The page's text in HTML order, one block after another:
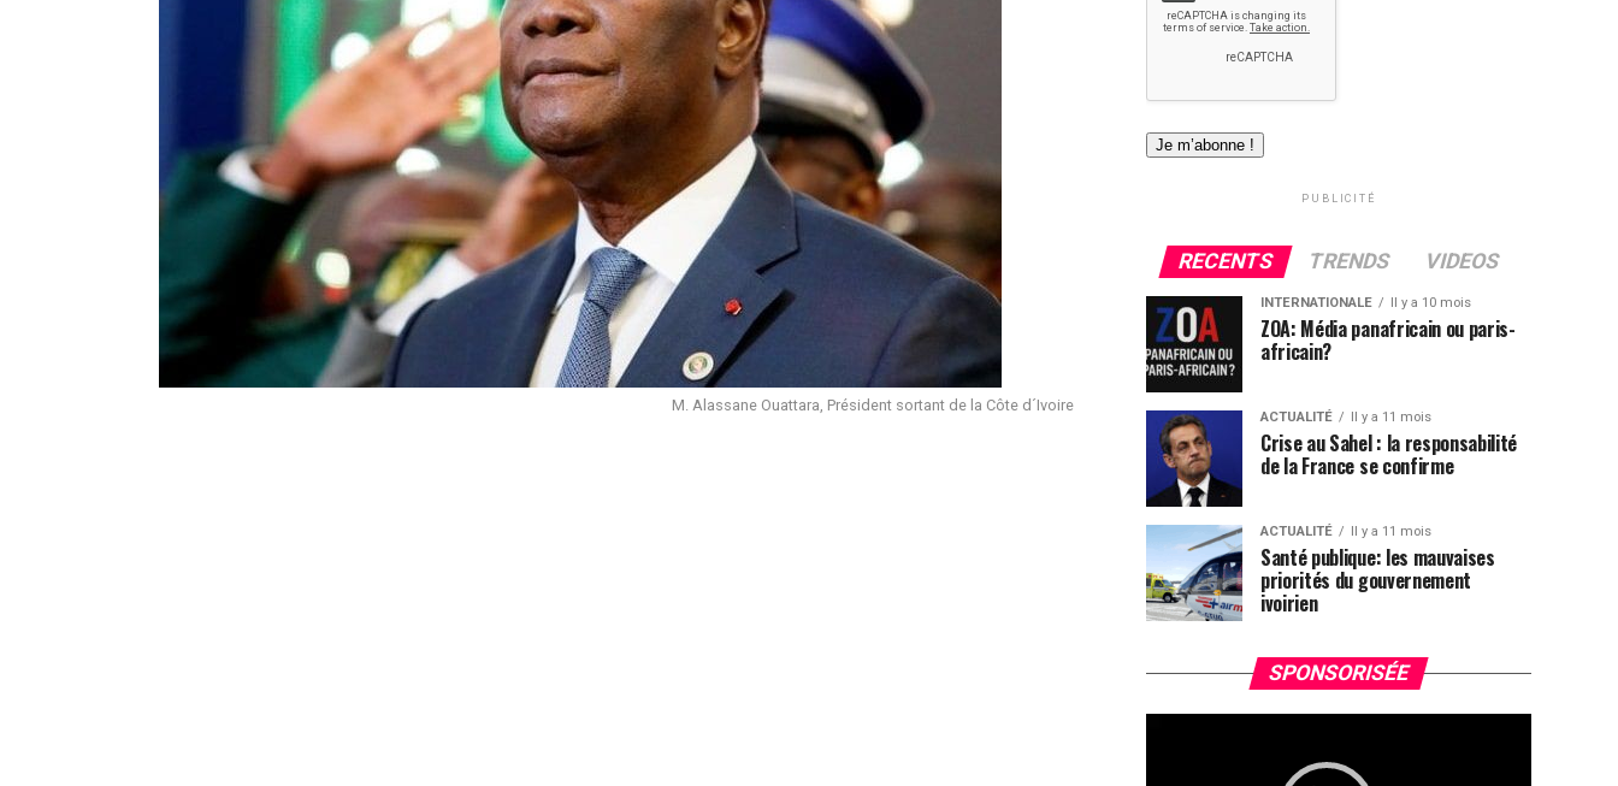
M. Alassane Ouattara, Président sortant de la Côte d´Ivoire
PUBLICITÉ
RECENTS TRENDS VIDEOS
INTERNATIONALE Il y a 10 mois
ZOA: Média panafricain ou paris-
africain?
ACTUALITÉ Il y a 11 mois
Crise au Sahel : la responsabilité
de la France se confirme
ACTUALITÉ Il y a 11 mois
Santé publique: les mauvaises
priorités du gouvernement
ivoirien
SPONSORISÉE
vidéo